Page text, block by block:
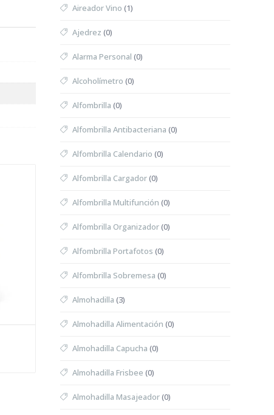
Aireador Vino (1)
Ajedrez (0)
Alarma Personal (0)
Alcoholímetro (0)
Alfombrilla (0)
Alfombrilla Antibacteriana (0)
Alfombrilla Calendario (0)
Alfombrilla Cargador(0)
Alfombrilla Multifunción (0)
Alfombrilla Organizador(0)
Alfombrilla Portafotos (0)
Alfombrilla Sobremesa (0)
Almohadilla (3)
Almohadilla Alimentación (0)
Almohadilla Capucha (0)
Almohadilla Frisbee (0)
Almohadilla Masajeador(0)